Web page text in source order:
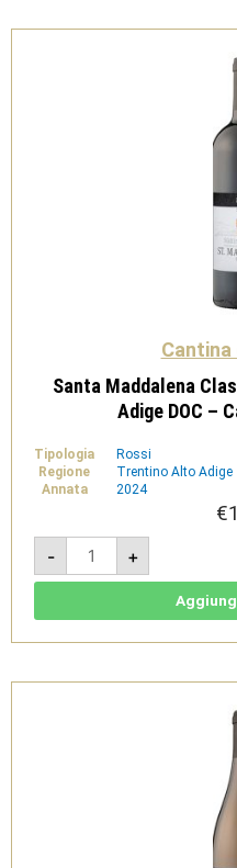
-
Cantina
Santa Maddalena
Adige DOC –
Tipologia
Rossi
Regione
Trentino Alto Adige
Annata
2024
€
-
Santa
Maddalena
Classico
2024
Adige
Cantina
+